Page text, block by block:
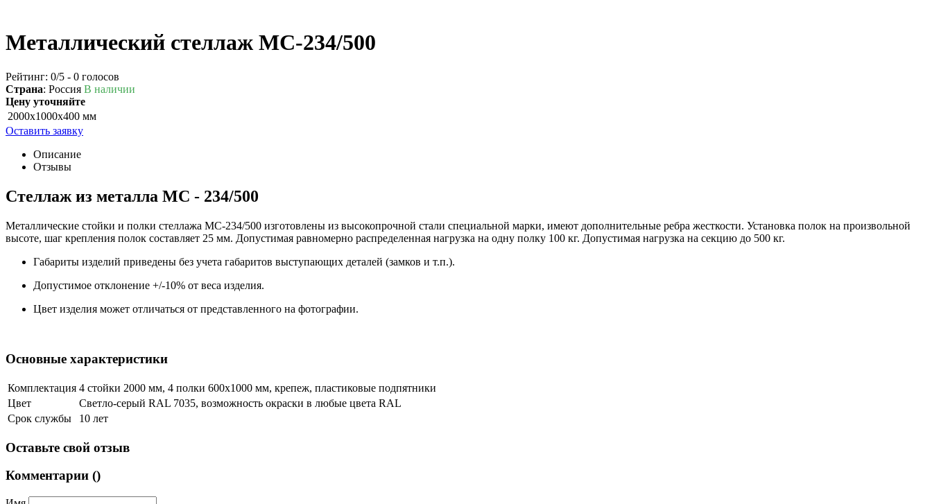
Металлический стеллаж МС-234/500
Рейтинг: 0/5 - 0 голосов
Страна: Россия В наличии
Цену уточняйте
2000х1000х400 мм
Оставить заявку
Описание
Отзывы
Стеллаж из металла МС - 234/500
Металлические стойки и полки стеллажа МС-234/500 изготовлены из высокопрочной стали специальной марки, имеют дополнительные ребра жесткости. Установка полок на произвольной
высоте, шаг крепления полок составляет 25 мм. Допустимая равномерно распределенная нагрузка на одну полку 100 кг. Допустимая нагрузка на секцию до 500 кг.
Габариты изделий приведены без учета габаритов выступающих деталей (замков и т.п.).
Допустимое отклонение +/-10% от веса изделия.
Цвет изделия может отличаться от представленного на фотографии.
Основные характеристики
Комплектация 4 стойки 2000 мм, 4 полки 600х1000 мм, крепеж, пластиковые подпятники
Цвет
Светло-серый RAL 7035, возможность окраски в любые цвета RAL
Срок службы
10 лет
Оставьте свой отзыв
Комментарии ()